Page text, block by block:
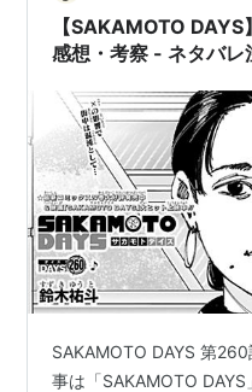
【SAKAMOTO
感想・考察 - ネタバレ
SAKAMOTO DAYS 第
事は「SAKAMOTO